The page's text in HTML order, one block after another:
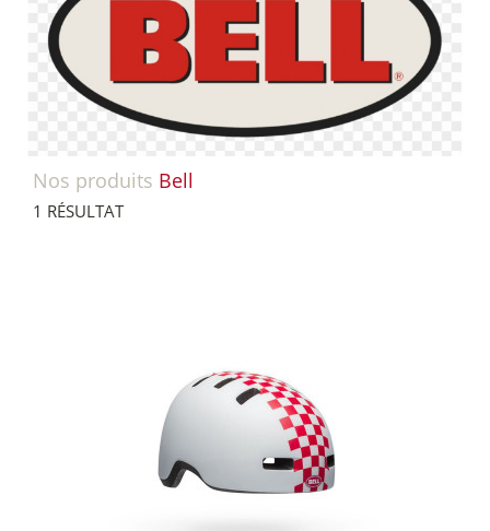
Nos produits Bell
1 RÉSULTAT